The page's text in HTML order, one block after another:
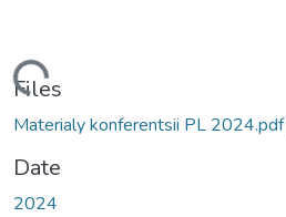
Loading...
Files
Materialy konferentsii PL 2024.pdf
Date
2024